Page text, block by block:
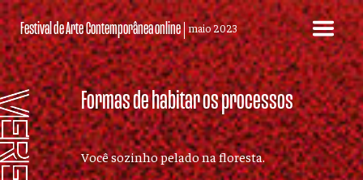
Festival de ArteContemporânea online maio 2023
Formas de habitar os processos
Você sozinho pelado na floresta.